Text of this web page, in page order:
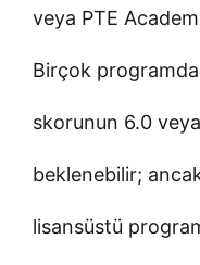
veya PTE
Birçok
skorunun 6.0
beklenebilir;
lisansüstü